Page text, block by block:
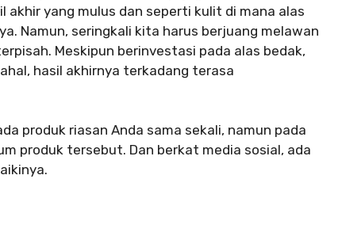
akhir yang mulus dan seperti kulit di mana alas
Namun, seringkali kita harus berjuang melawan
Meskipun berinvestasi pada alas bedak,
hasil akhirnya terkadang terasa
produk riasan Anda sama sekali, namun pada
produk tersebut. Dan berkat media sosial, ada